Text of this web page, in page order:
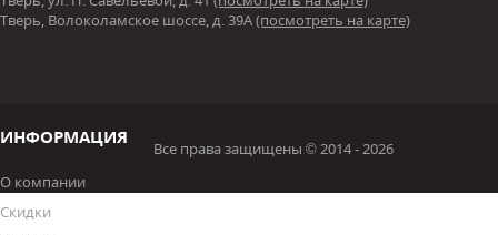
Тверь, Волоколамское шоссе, д. 39А(посмотреть на карте)
ИНФОРМАЦИЯ
О компании
Скидки
Все права защищены © 2014 - 2026